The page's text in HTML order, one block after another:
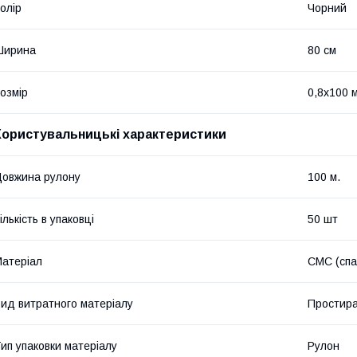
Чорний
80 см
0,8х100 м
характеристики
рулону 100 м.
в упаковці 50 шт
СМС
витратного матеріалу
упаковки матеріалу Рулон